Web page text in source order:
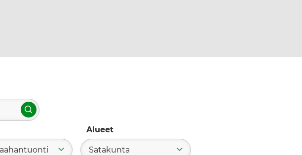
Hae
Alueet
Satakunta